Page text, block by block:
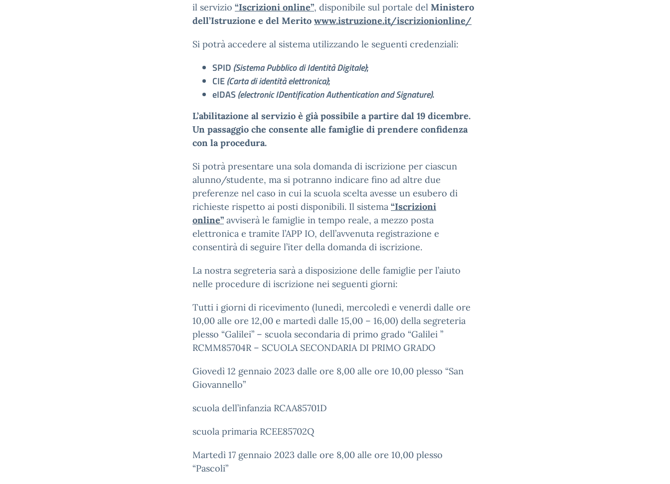
il servizio “Iscrizioni online”, disponibile sul portale del Ministero
dell’Istruzione e del Merito www.istruzione.it/iscrizionionline/
Si potrà accedere al sistema utilizzando le seguenti credenziali:
SPID (Sistema Pubblico di Identità Digitale);
CIE(Carta di identità elettronica);
eIDAS (electronic IDentification Authentication and Signature).
L’abilitazione al servizio è già possibile a partire dal 19 dicembre.
Un passaggio che consente alle famiglie di prendere confidenza
con la procedura.
Si potrà presentare una sola domanda di iscrizione per ciascun
alunno/studente, ma si potranno indicare fino ad altre due
preferenze nel caso in cui la scuola scelta avesse un esubero di
richieste rispetto ai posti disponibili. Il sistema “Iscrizioni
online” avviserà le famiglie in tempo reale, a mezzo posta
elettronica e tramite l’APP IO, dell’avvenuta registrazione e
consentirà di seguire l’iter della domanda di iscrizione.
La nostra segreteria sarà a disposizione delle famiglie per l’aiuto
nelle procedure di iscrizione nei seguenti giorni:
Tutti i giorni di ricevimento (lunedì, mercoledì e venerdì dalle ore
10,00 alle ore 12,00 e martedì dalle 15,00 – 16,00) della segreteria
plesso “Galilei” – scuola secondaria di primo grado “Galilei ”
RCMM85704R – SCUOLA SECONDARIA DI PRIMO GRADO
Giovedì 12 gennaio 2023 dalle ore 8,00 alle ore 10,00 plesso “San
Giovannello”
scuola dell’infanzia RCAA85701D
scuola primaria RCEE85702Q
Martedì 17 gennaio 2023 dalle ore 8,00 alle ore 10,00 plesso
“Pascoli”